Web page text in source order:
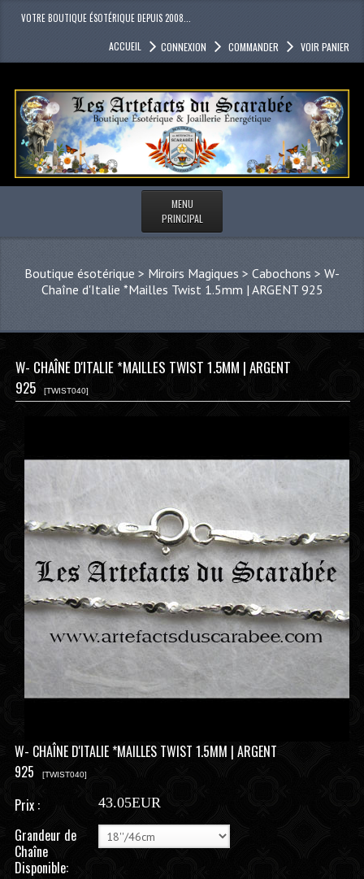
VOTRE BOUTIQUE ÉSOTÉRIQUE DEPUIS 2008...
ACCUEIL CONNEXION COMMANDER VOIR PANIER
MENU
PRINCIPAL
Boutique ésotérique > Miroirs Magiques > Cabochons > W-
Chaîne d'Italie *Mailles Twist 1.5mm | ARGENT 925
W- CHAÎNE D'ITALIE *MAILLES TWIST 1.5MM | ARGENT
925
[TWIST040]
W- CHAÎNE D'ITALIE *MAILLES TWIST 1.5MM | ARGENT
925
[TWIST040]
Prix : 43.05EUR
Grandeur de
Chaîne
Disponible: